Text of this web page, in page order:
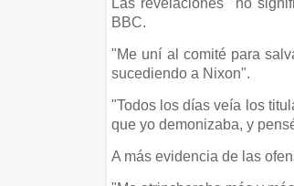
Las revelaciones "no
BBC.
"Me uní al comité para
sucediendo a Nixon".
"Todos los días veía los
que yo demonizaba, y
A más evidencia de las